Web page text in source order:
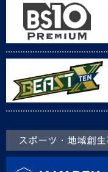
スポーツ・地域創生